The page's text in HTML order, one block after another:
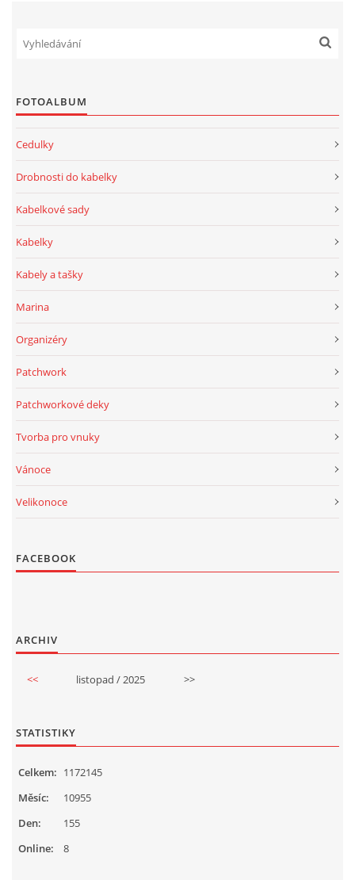
FOTOALBUM
Cedulky
Drobnosti do kabelky
Kabelkové sady
Kabelky
Kabely a tašky
Marina
Organizéry
Patchwork
Patchworkové deky
Tvorba pro vnuky
Vánoce
Velikonoce
FACEBOOK
ARCHIV
<< listopad / 2025 >>
STATISTIKY
Online: 8
Celkem: 1172145
Měsíc:
10955
Den:
155